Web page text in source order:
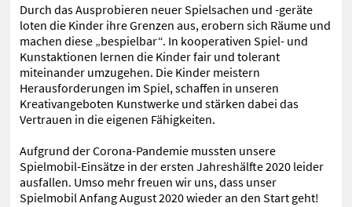
Durch das Ausprobieren neuer Spielsachen und -geräte
loten die Kinder ihre Grenzen aus, erobern sich Räume und
machen diese „bespielbar“. In kooperativen Spiel- und
Kunstaktionen lernen die Kinder fair und tolerant
miteinander umzugehen. Die Kinder meistern
Herausforderungen im Spiel, schaffen in unseren
Kreativangeboten Kunstwerke und stärken dabei das
Vertrauen in die eigenen Fähigkeiten.
Aufgrund der Corona-Pandemie mussten unsere
Spielmobil-Einsätze in der ersten Jahreshälfte 2020 leider
ausfallen. Umso mehr freuen wir uns, dass unser
Spielmobil Anfang August 2020 wieder an den Start geht!